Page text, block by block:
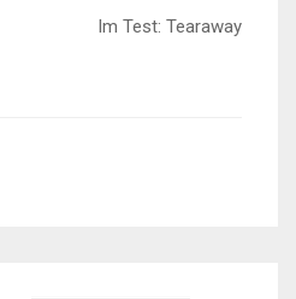
Im Test: Tearaway